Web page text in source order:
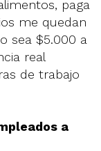
paga
me quedan
sea $5.000 a
real
de trabajo
a